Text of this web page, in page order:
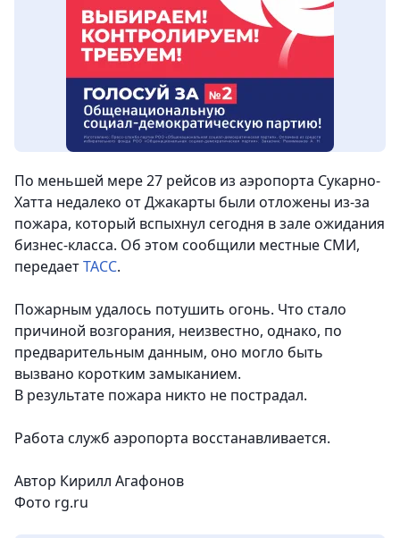
По меньшей мере 27 рейсов из аэропорта Сукарно-
Хатта недалеко от Джакарты были отложены из-за
пожара, который вспыхнул сегодня в зале ожидания
бизнес-класса. Об этом сообщили местные СМИ,
передаетТАСС.
Пожарным удалось потушить огонь. Что стало
причиной возгорания, неизвестно, однако, по
предварительным данным, оно могло быть
вызвано коротким замыканием.
В результате пожара никто не пострадал.
Работа служб аэропорта восстанавливается.
Автор Кирилл Агафонов
Фото rg.ru